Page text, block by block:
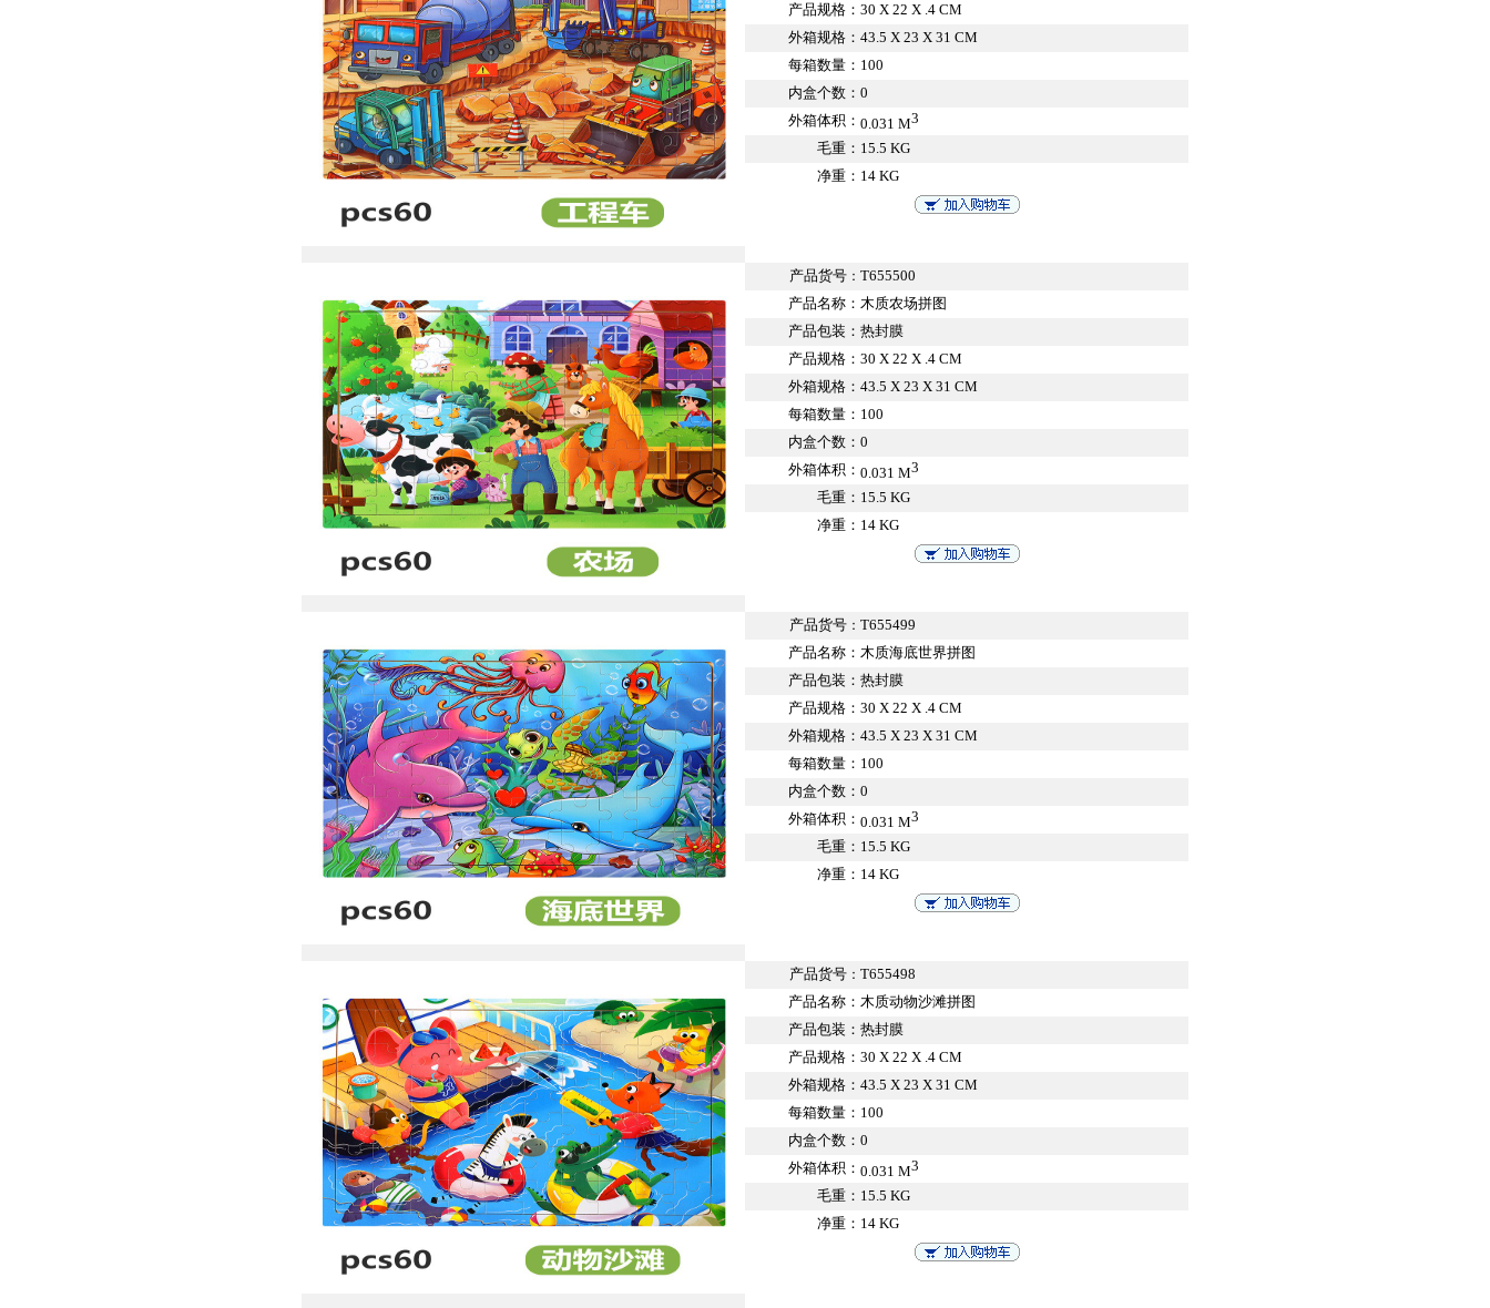
产品规格： 30 X 22 X .4 CM
外箱规格： 43.5 X 23 X 31 CM
每箱数量： 100
内盒个数： 0
外箱体积： 0.031 M3
毛重： 15.5 KG
净重： 14 KG
产品货号 ： T655500
产品名称： 木质农场拼图
产品包装： 热封膜
产品规格： 30 X 22 X .4 CM
外箱规格： 43.5 X 23 X 31 CM
每箱数量： 100
内盒个数： 0
外箱体积： 0.031 M3
毛重： 15.5 KG
净重： 14 KG
产品货号 ： T655499
产品名称： 木质海底世界拼图
产品包装： 热封膜
产品规格： 30 X 22 X .4 CM
外箱规格： 43.5 X 23 X 31 CM
每箱数量： 100
内盒个数： 0
外箱体积： 0.031 M3
毛重： 15.5 KG
净重： 14 KG
产品货号 ： T655498
产品名称： 木质动物沙滩拼图
产品包装： 热封膜
产品规格： 30 X 22 X .4 CM
外箱规格： 43.5 X 23 X 31 CM
每箱数量： 100
内盒个数： 0
外箱体积： 0.031 M3
毛重： 15.5 KG
净重： 14 KG